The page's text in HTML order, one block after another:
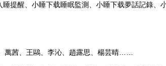
提醒、小睡下载睡眠監測、小睡下载夢話記錄、
萬茜、王鷗、李沁、趙露思、楊芸晴……